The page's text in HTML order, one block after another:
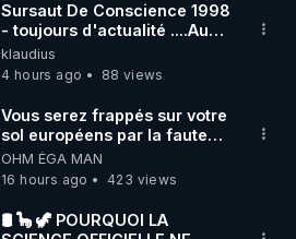
Sursaut De Conscience 1998
- toujours d'actualité ....Au
Dela Du Réel
klaudius
4 hours ago
88 views
Vous serez frappés sur votre
sol européens par la faute
des dirigeants qui s'en
mettent dans le nez
OHM ÉGA MAN
16 hours ago
423 views
🛢 🦕 🦖 POURQUOI LA